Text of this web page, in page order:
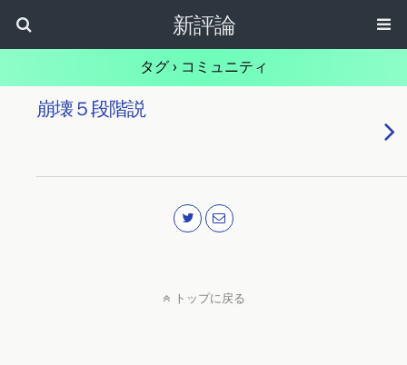
新評論
タグ › コミュニティ
崩壊５段階説
トップに戻る